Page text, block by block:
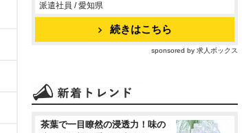
派遣社員 / 愛知県
続きはこちら
sponsored by 求人ボックス
茶葉で一目瞭然の浸透力！味の